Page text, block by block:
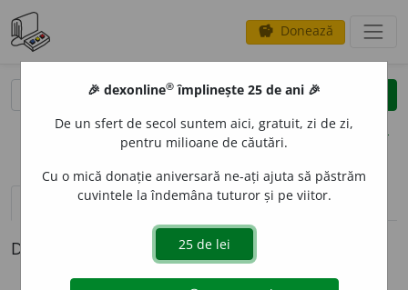
savings Donează
clear
opțiuni
definiții (1) pronunțievolume_up (50)
Definiția cu ID-ul 69009:
🎉 dexonline® împlinește 25 de ani 🎉
De un sfert de secol suntem aici, gratuit, zi de zi,
pentru milioane de căutări.
Cu o mică donație aniversară ne-ați ajuta să păstrăm
cuvintele la îndemâna tuturor și pe viitor.